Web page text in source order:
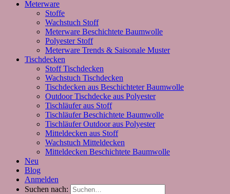
Meterware
Stoffe
Wachstuch Stoff
Meterware Beschichtete Baumwolle
Polyester Stoff
Meterware Trends & Saisonale Muster
Tischdecken
Stoff Tischdecken
Wachstuch Tischdecken
Tischdecken aus Beschichteter Baumwolle
Outdoor Tischdecke aus Polyester
Tischläufer aus Stoff
Tischläufer Beschichtete Baumwolle
Tischläufer Outdoor aus Polyester
Mitteldecken aus Stoff
Wachstuch Mitteldecken
Mitteldecken Beschichtete Baumwolle
Neu
Blog
Anmelden
Suchen nach: